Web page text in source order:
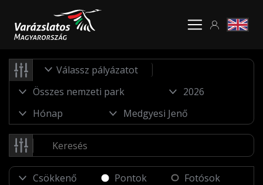
Válassz pályázatot
Pontok Fotósok